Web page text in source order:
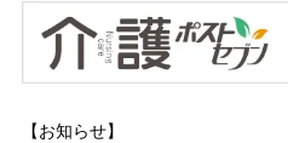
【お知らせ】